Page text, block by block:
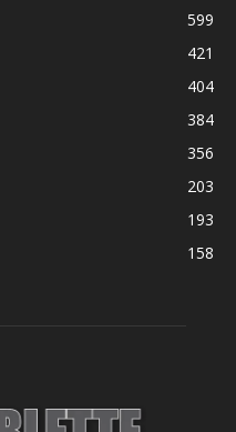
599
421
404
384
356
203
193
158